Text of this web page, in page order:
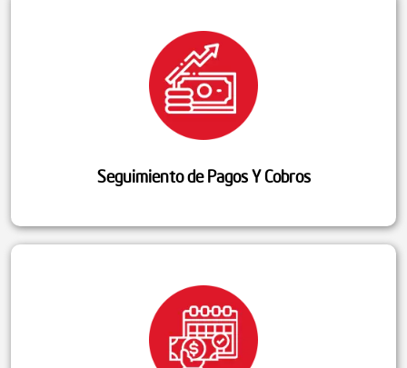
Seguimiento de Pagos Y Cobros